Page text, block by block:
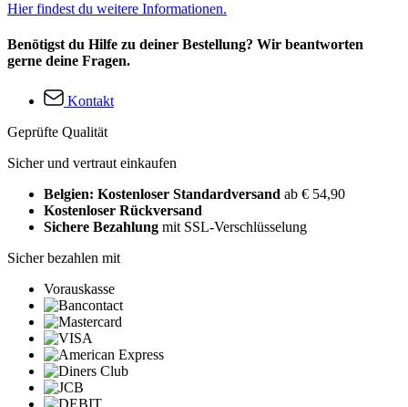
Hier findest du weitere Informationen.
Benötigst du Hilfe zu deiner Bestellung? Wir beantworten
gerne deine Fragen.
Kontakt
Geprüfte Qualität
Sicher und vertraut einkaufen
Belgien: Kostenloser Standardversand ab € 54,90
Kostenloser Rückversand
Sichere Bezahlung mit SSL-Verschlüsselung
Sicher bezahlen mit
Vorauskasse